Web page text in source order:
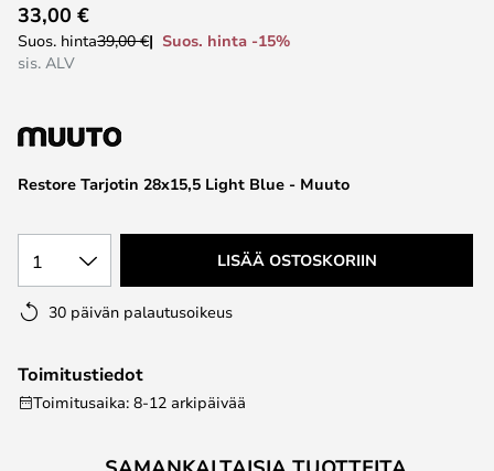
to
the
the
gallery
Restore Tarjotin 28x15,5 Light Blue - Muuto
33,00 €
Suos. hinta39,00 €
Suos. hinta -15%
sis. ALV
1 LISÄÄ OSTOSKORIIN
30 päivän palautusoikeus
Toimitustiedot
Toimitusaika: 8-12 arkipäivää